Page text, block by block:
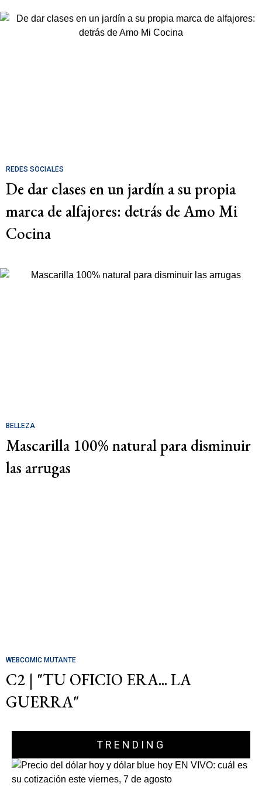
REDES SOCIALES
De dar clases en un jardín a su propia
marca de alfajores: detrás de Amo Mi
Cocina
BELLEZA
Mascarilla 100% natural para disminuir
las arrugas
WEBCOMIC MUTANTE
C2 | "TU OFICIO ERA... LA
GUERRA"
TRENDING